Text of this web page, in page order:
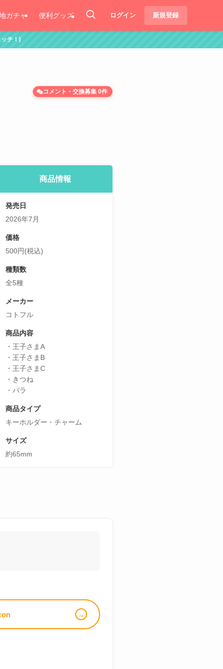
ガチャ 便利グッズ ログイン 新規登録
コメント・交換募集 0件
商品情報
発売日
2026年7月
価格
500円(税込)
種類数
全5種
メーカー
コトフル
商品内容
・王子さまA
・王子さまB
・王子さまC
・きつね
・バラ
商品タイプ
キーホルダー・チャーム
サイズ
約65mm